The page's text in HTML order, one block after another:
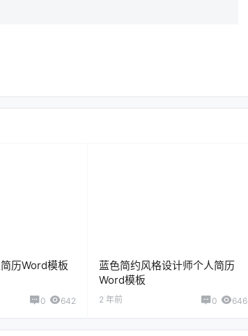
历Word模板
0 642
蓝色简约风格设计师个人简历
Word模板
2 年前 0 646